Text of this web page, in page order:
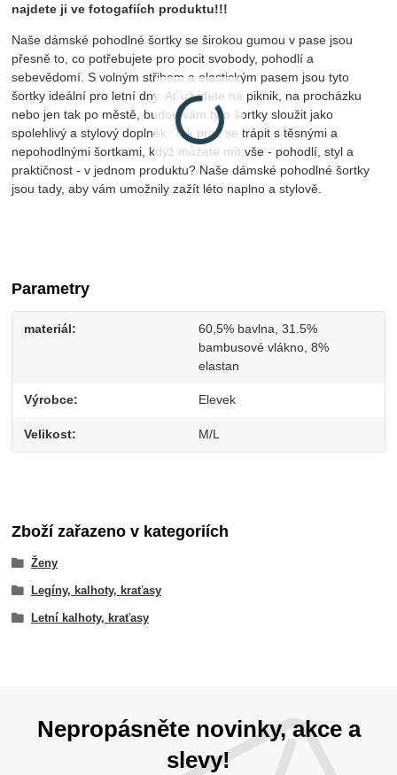
najdete ji ve fotogafiích produktu!!!
Naše dámské pohodlné šortky se širokou gumou v pase jsou
přesně to, co potřebujete pro pocit svobody, pohodlí a
sebevědomí. S volným střihem a elastickým pasem jsou tyto
šortky ideální pro letní dny. Ať už jdete na piknik, na procházku
nebo jen tak po městě, budou vám tyto šortky sloužit jako
spolehlivý a stylový doplněk. Tak proč se trápit s těsnými a
nepohodlnými šortkami, když můžete mít vše - pohodlí, styl a
praktičnost - v jednom produktu? Naše dámské pohodlné šortky
jsou tady, aby vám umožnily zažít léto naplno a stylově.
Parametry
materiál
60,5% bavlna, 31.5%
bambusové vlákno, 8%
elastan
Výrobce Elevek
Velikost M/L
Zboží zařazeno v kategoriích
Ženy
Legíny, kalhoty, kraťasy
Letní kalhoty, kraťasy
Nepropásněte novinky, akce a
slevy!